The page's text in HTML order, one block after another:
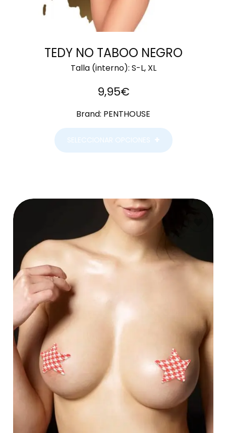
TEDY NO TABOO NEGRO
Talla (interno): S-L, XL
9,95€
Brand: PENTHOUSE
SELECCIONAR OPCIONES